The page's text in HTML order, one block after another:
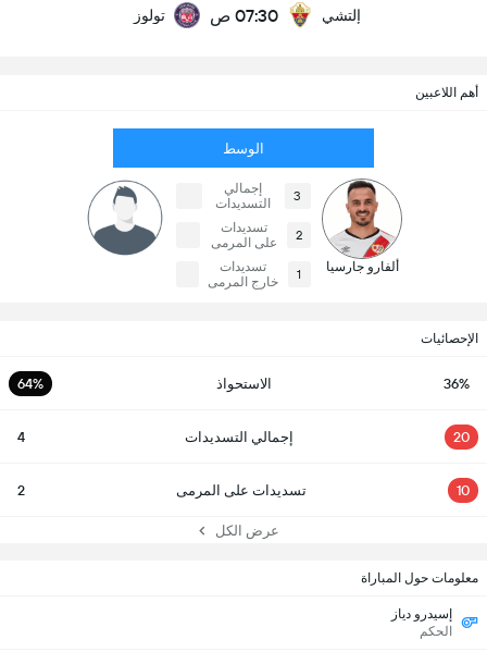
إلتشي 07:30 ص تولوز
أهم اللاعبين
الوسط
ألفارو جارسيا
3
إجمالي
التسديدات
2
تسديدات
على المرمى
1
تسديدات
خارج المرمى
الإحصائيات
36% الاستحواذ 64%
20 إجمالي التسديدات 4
10 تسديدات على المرمى 2
عرض الكل
معلومات حول المباراة
إسيدرو دياز
الحكم